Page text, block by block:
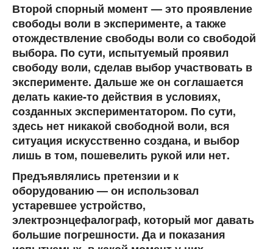
Второй спорный момент — это проявление
свободы воли в эксперименте, а также
отождествление свободы воли со свободой
выбора. По сути, испытуемый проявил
свободу воли, сделав выбор участвовать в
эксперименте. Дальше же он соглашается
делать какие-то действия в условиях,
созданных экспериментатором. По сути,
здесь нет никакой свободной воли, вся
ситуация искусственно создана, и выбор
лишь в том, пошевелить рукой или нет.
Предъявлялись претензии и к
оборудованию — он использовал
устаревшее устройство,
электроэнцефалограф, который мог давать
большие погрешности. Да и показания